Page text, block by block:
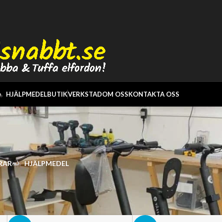
HJÄLPMEDELBUTIKVERKSTADOM OSSKONTAKTA OSS
HJÄLPMEDEL